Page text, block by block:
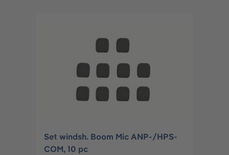
Set windsh. Boom Mic ANP-/HPS-
COM, 10 pc